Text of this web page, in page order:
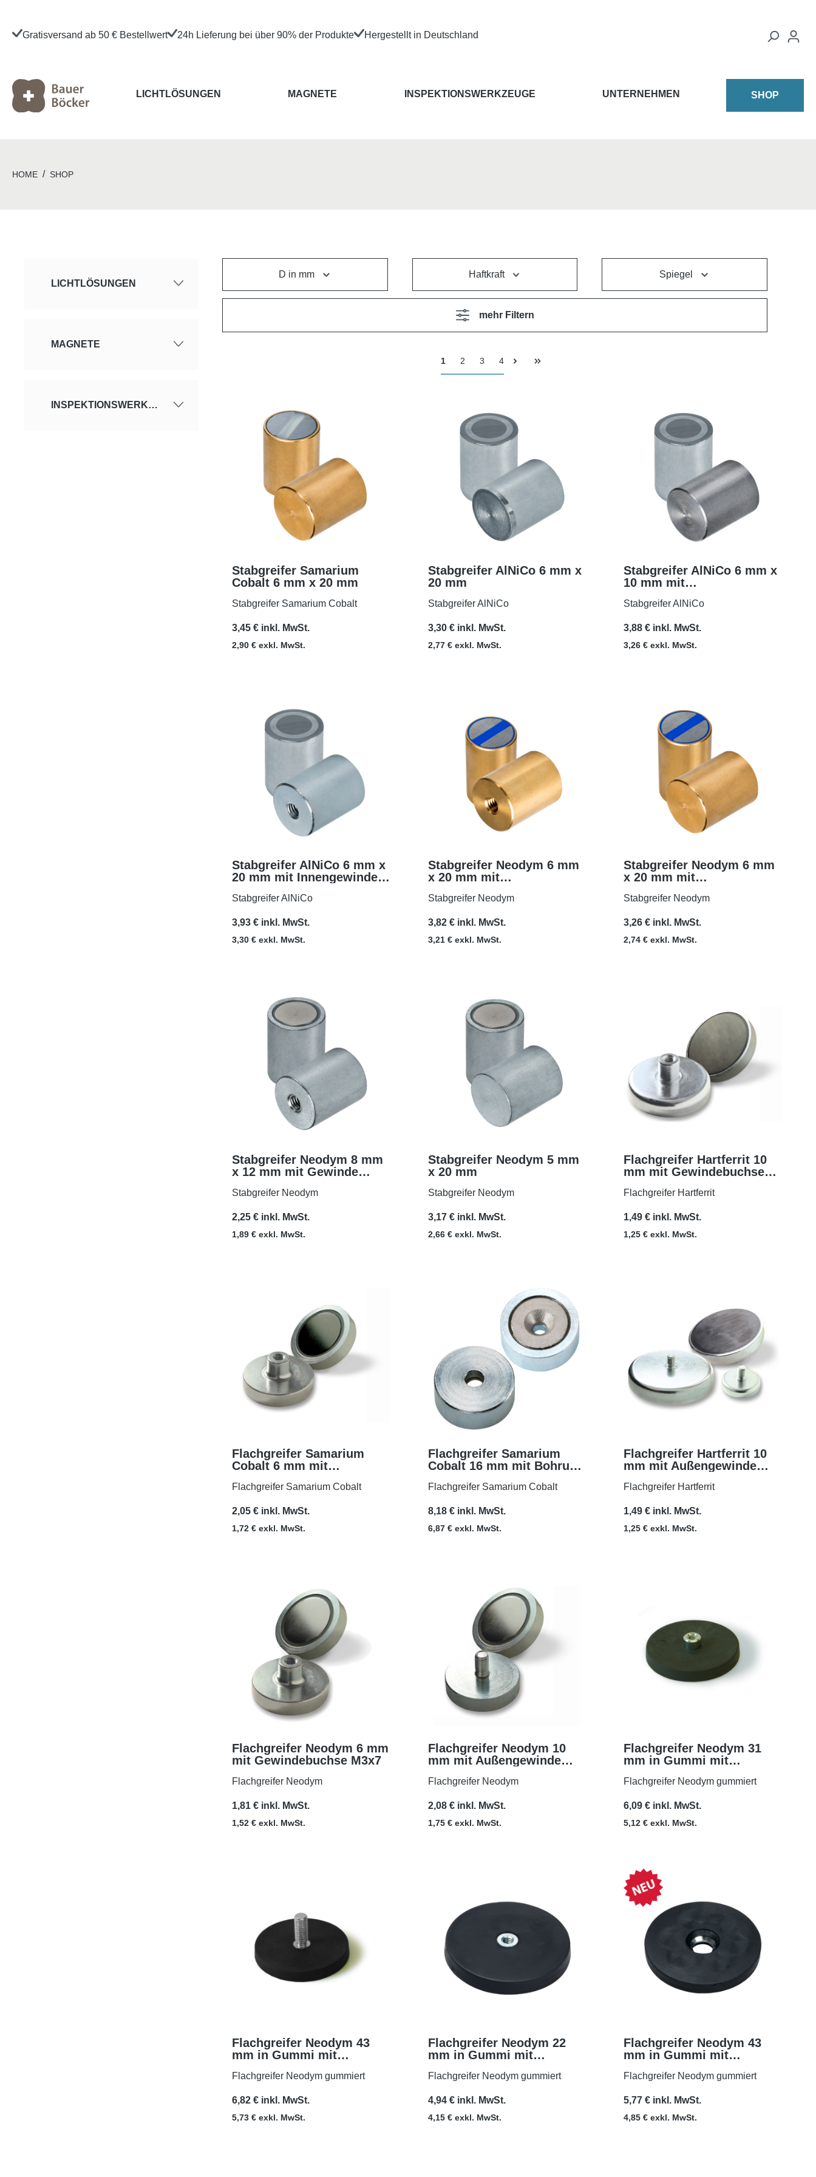
Gratisversand ab 50 € Bestellwert 24h Lieferung bei über 90% der Produkte Hergestellt in Deutschland
SHOP
LICHTLÖSUNGEN MAGNETE INSPEKTIONSWERKZEUGE UNTERNEHMEN
HOME / SHOP
LICHTLÖSUNGEN
MAGNETE
INSPEKTIONSWERKZEUGE
D in mm Haftkraft Spiegel
mehr Filtern
1 2 3 4
MEHR
Stabgreifer Samarium
Cobalt 6 mm x 20 mm
Stabgreifer Samarium Cobalt
3,45 € inkl. MwSt.
2,90 € exkl. MwSt.
Stabgreifer AlNiCo 6 mm x
20 mm
Stabgreifer AlNiCo
3,30 € inkl. MwSt.
2,77 € exkl. MwSt.
MEHR
Stabgreifer AlNiCo 6 mm x
10 mm mit
Stabgreifer AlNiCo
3,88 € inkl. MwSt.
3,26 € exkl. MwSt.
MEHR
Stabgreifer AlNiCo 6 mm x
20 mm mit Innengewinde
Stabgreifer AlNiCo
3,93 € inkl. MwSt.
3,30 € exkl. MwSt.
MEHR
Stabgreifer Neodym 6 mm
x 20 mm mit
Gewinde M3x5
Stabgreifer Neodym
3,82 € inkl. MwSt.
3,21 € exkl. MwSt.
MEHR
Stabgreifer Neodym 6 mm
x 20 mm mit
Stabgreifer Neodym
3,26 € inkl. MwSt.
2,74 € exkl. MwSt.
MEHR
Stabgreifer Neodym 8 mm
x 12 mm mit Gewinde
Stabgreifer Neodym
2,25 € inkl. MwSt.
1,89 € exkl. MwSt.
Stabgreifer Neodym 5 mm
x 20 mm
Stabgreifer Neodym
3,17 € inkl. MwSt.
2,66 € exkl. MwSt.
MEHR
Flachgreifer Hartferrit 10
mm mit Gewindebuchse
Flachgreifer Hartferrit
1,49 € inkl. MwSt.
1,25 € exkl. MwSt.
MEHR
Flachgreifer Samarium
Cobalt 6 mm mit
Flachgreifer Samarium Cobalt
2,05 € inkl. MwSt.
1,72 € exkl. MwSt.
MEHR
Flachgreifer Samarium
Cobalt 16 mm mit Bohrung
Flachgreifer Samarium Cobalt
8,18 € inkl. MwSt.
6,87 € exkl. MwSt.
MEHR
Flachgreifer Hartferrit 10
mm mit Außengewinde
Flachgreifer Hartferrit
1,49 € inkl. MwSt.
1,25 € exkl. MwSt.
MEHR
Flachgreifer Neodym 6 mm
mit Gewindebuchse M3x7
Flachgreifer Neodym
1,81 € inkl. MwSt.
1,52 € exkl. MwSt.
MEHR
Flachgreifer Neodym 10
mm mit Außengewinde
Flachgreifer Neodym
2,08 € inkl. MwSt.
1,75 € exkl. MwSt.
MEHR
Flachgreifer Neodym 31
mm in Gummi mit
Flachgreifer Neodym gummiert
6,09 € inkl. MwSt.
5,12 € exkl. MwSt.
MEHR
Flachgreifer Neodym 43
mm in Gummi mit
Flachgreifer Neodym gummiert
6,82 € inkl. MwSt.
5,73 € exkl. MwSt.
MEHR
Flachgreifer Neodym 22
mm in Gummi mit
Flachgreifer Neodym gummiert
4,94 € inkl. MwSt.
4,15 € exkl. MwSt.
MEHR
Flachgreifer Neodym 43
mm in Gummi mit
Flachgreifer Neodym gummiert
5,77 € inkl. MwSt.
4,85 € exkl. MwSt.